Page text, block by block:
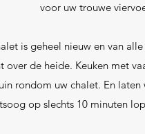
voor uw trouwe
is geheel nieuw en van
de heide. Keuken met
rondom uw chalet. En
op slechts 10 minuten